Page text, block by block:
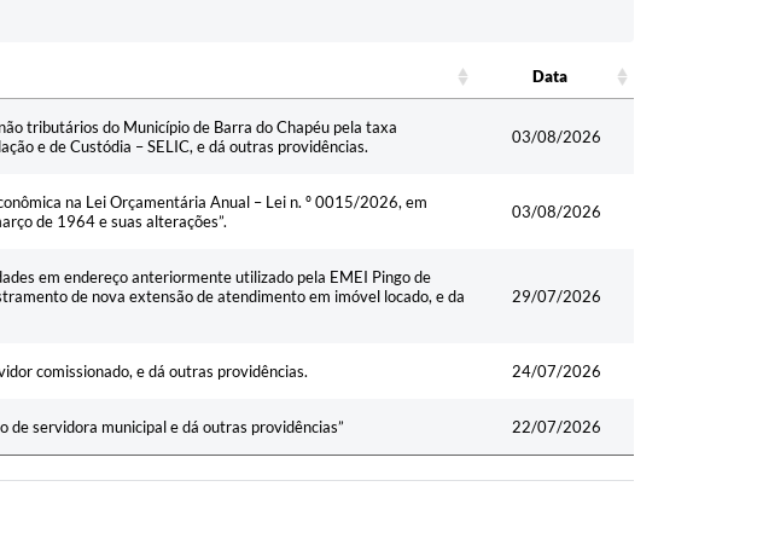
Data
tributários do Município de Barra do Chapéu pela taxa
e de Custódia – SELIC, e dá outras providências.
03/08/2026
na Lei Orçamentária Anual – Lei n. º 0015/2026, em
de 1964 e suas alterações”.
03/08/2026
em endereço anteriormente utilizado pela EMEI Pingo de
de nova extensão de atendimento em imóvel locado, e da
29/07/2026
comissionado, e dá outras providências. 24/07/2026
de servidora municipal e dá outras providências” 22/07/2026